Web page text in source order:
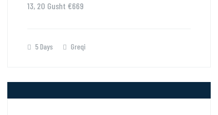
13, 20 Gusht €669
5 Days Greqi